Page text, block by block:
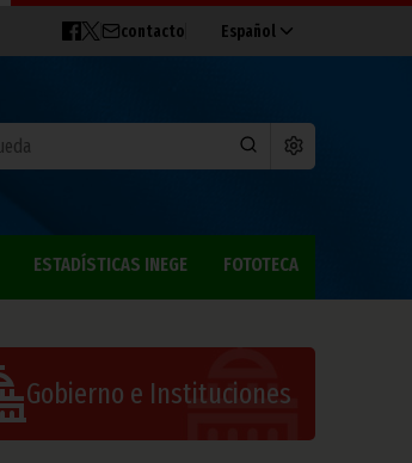
contacto Español
ESTADÍSTICAS INEGE FOTOTECA
Gobierno e Instituciones